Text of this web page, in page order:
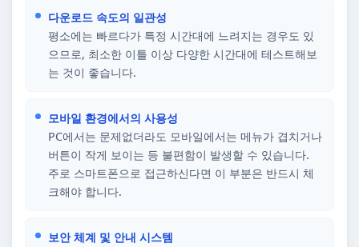
다운로드 속도의 일관성
평소에는 빠르다가 특정 시간대에 느려지는 경우도 있
으므로, 최소한 이틀 이상 다양한 시간대에 테스트해보
는 것이 좋습니다.
모바일 환경에서의 사용성
PC에서는 문제없더라도 모바일에서는 메뉴가 겹치거나
버튼이 작게 보이는 등 불편함이 발생할 수 있습니다.
주로 스마트폰으로 접근하신다면 이 부분은 반드시 체
크해야 합니다.
보안 체계 및 안내 시스템